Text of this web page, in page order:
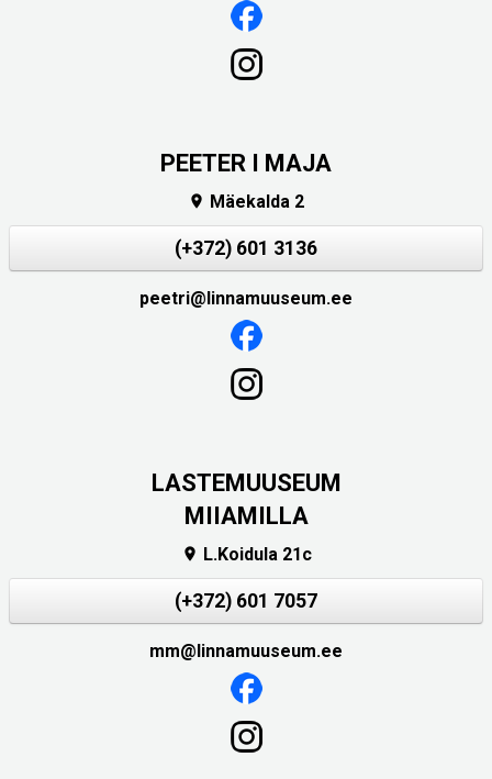
PEETER I MAJA
 Mäekalda 2
(+372) 601 3136
peetri@linnamuuseum.ee
LASTEMUUSEUM
MIIAMILLA
 L.Koidula 21c
(+372) 601 7057
mm@linnamuuseum.ee